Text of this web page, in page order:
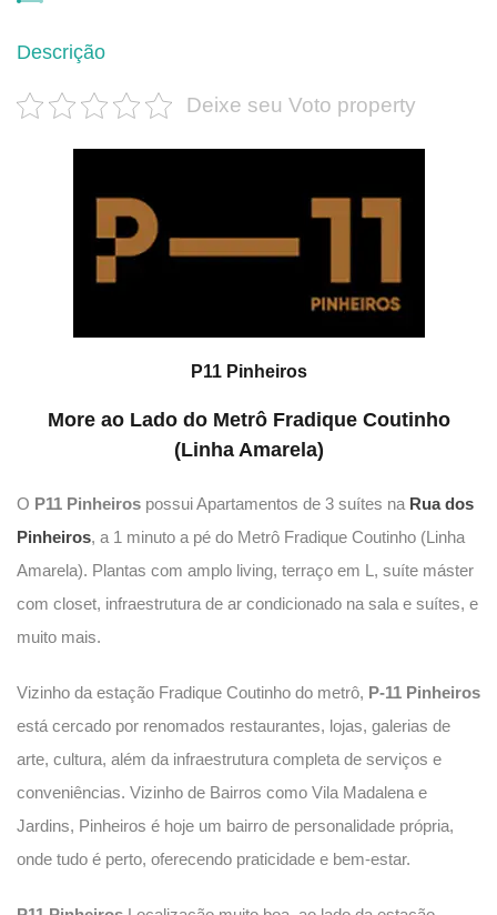
Descrição
Deixe seu Voto property
P11 Pinheiros
More ao Lado do Metrô Fradique Coutinho
(Linha Amarela)
O P11 Pinheiros possui Apartamentos de 3 suítes na Rua dos
Pinheiros, a 1 minuto a pé do Metrô Fradique Coutinho (Linha
Amarela). Plantas com amplo living, terraço em L, suíte máster
com closet, infraestrutura de ar condicionado na sala e suítes, e
muito mais.
Vizinho da estação Fradique Coutinho do metrô, P-11 Pinheiros
está cercado por renomados restaurantes, lojas, galerias de
arte, cultura, além da infraestrutura completa de serviços e
conveniências. Vizinho de Bairros como Vila Madalena e
Jardins, Pinheiros é hoje um bairro de personalidade própria,
onde tudo é perto, oferecendo praticidade e bem-estar.